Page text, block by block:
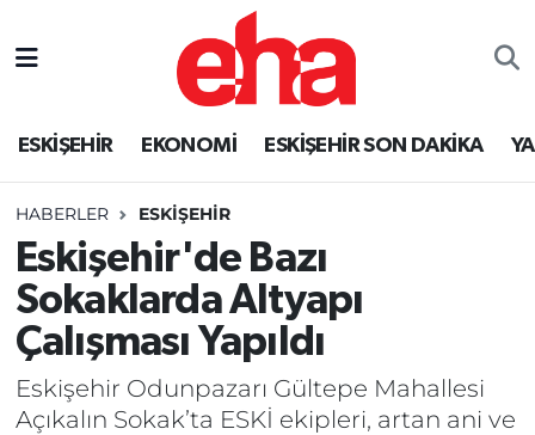
ESKİŞEHİR EKONOMİ ESKİŞEHİR SON DAKİKA
HABERLER ESKİŞEHİR
Eskişehir'de Bazı
Sokaklarda Altyapı
Çalışması Yapıldı
Eskişehir Odunpazarı Gültepe Mahallesi
Açıkalın Sokak’ta ESKİ ekipleri, artan ani ve